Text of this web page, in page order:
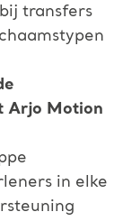
transfers
Arjo Motion
in elke